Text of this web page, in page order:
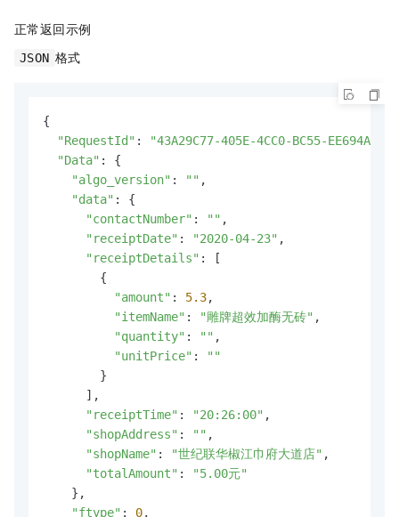
正常返回示例
JSON 格式
{
"RequestId" :
"43A29C77-405E-4CC0-BC55-
"Data" : {
"algo_version" : "" ,
"data" : {
"contactNumber" : "" ,
"receiptDate" : "2020-04-23" ,
"receiptDetails" : [
        {
"amount" : 5.3,
"itemName" : "雕牌超效加酶无砖" ,
"quantity" : "" ,
"unitPrice" :
""
        }
      ],
"receiptTime" : "20:26:00" ,
"shopAddress" : "" ,
"shopName" : "世纪联华椒江巾府大道店" ,
"totalAmount" :
"5.00元"
    },
"ftype" : 0,